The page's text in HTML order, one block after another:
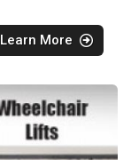
Learn More